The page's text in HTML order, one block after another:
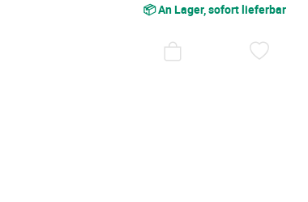
📦 An Lager, sofort lieferbar